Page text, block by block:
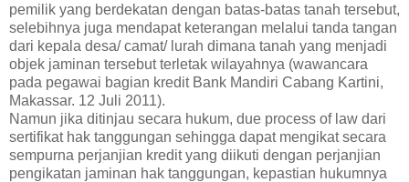
pemilik yang berdekatan dengan batas-batas tanah tersebut,
selebihnya juga mendapat keterangan melalui tanda tangan
dari kepala desa/ camat/ lurah dimana tanah yang menjadi
objek jaminan tersebut terletak wilayahnya (wawancara
pada pegawai bagian kredit Bank Mandiri Cabang Kartini,
Makassar. 12 Juli 2011).
Namun jika ditinjau secara hukum, due process of law dari
sertifikat hak tanggungan sehingga dapat mengikat secara
sempurna perjanjian kredit yang diikuti dengan perjanjian
pengikatan jaminan hak tanggungan, kepastian hukumnya